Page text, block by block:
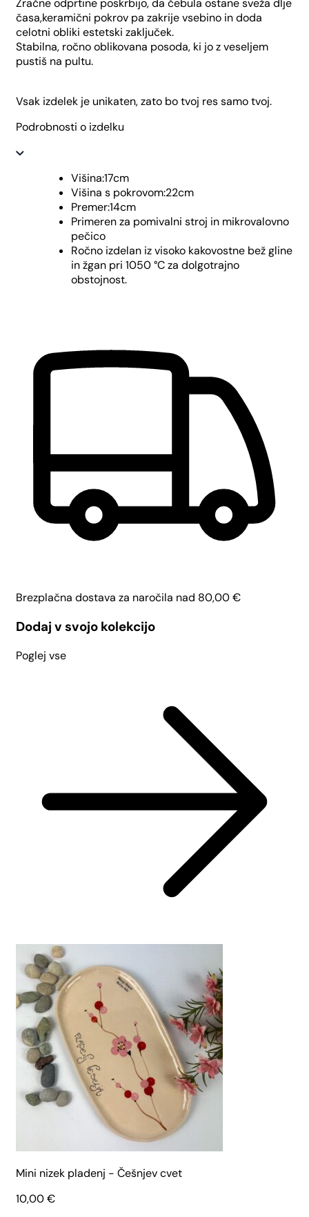
Zračne odprtine poskrbijo, da čebula ostane sveža dlje
časa,keramični pokrov pa zakrije vsebino in doda
celotni obliki estetski zaključek.
Stabilna, ročno oblikovana posoda, ki jo z veseljem
pustiš na pultu.
Vsak izdelek je unikaten, zato bo tvoj res samo tvoj.
Podrobnosti o izdelku
Višina:17cm
Višina s pokrovom:22cm
Premer:14cm
Primeren za pomivalni stroj in mikrovalovno
pečico
Ročno izdelan iz visoko kakovostne bež gline
in žgan pri 1050 °C za dolgotrajno
obstojnost.
Brezplačna dostava za naročila nad 80,00€
Dodaj v svojo kolekcijo
Poglej vse
Mini nizek pladenj - Češnjev cvet
10,00€